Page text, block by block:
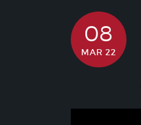
08
MAR 22